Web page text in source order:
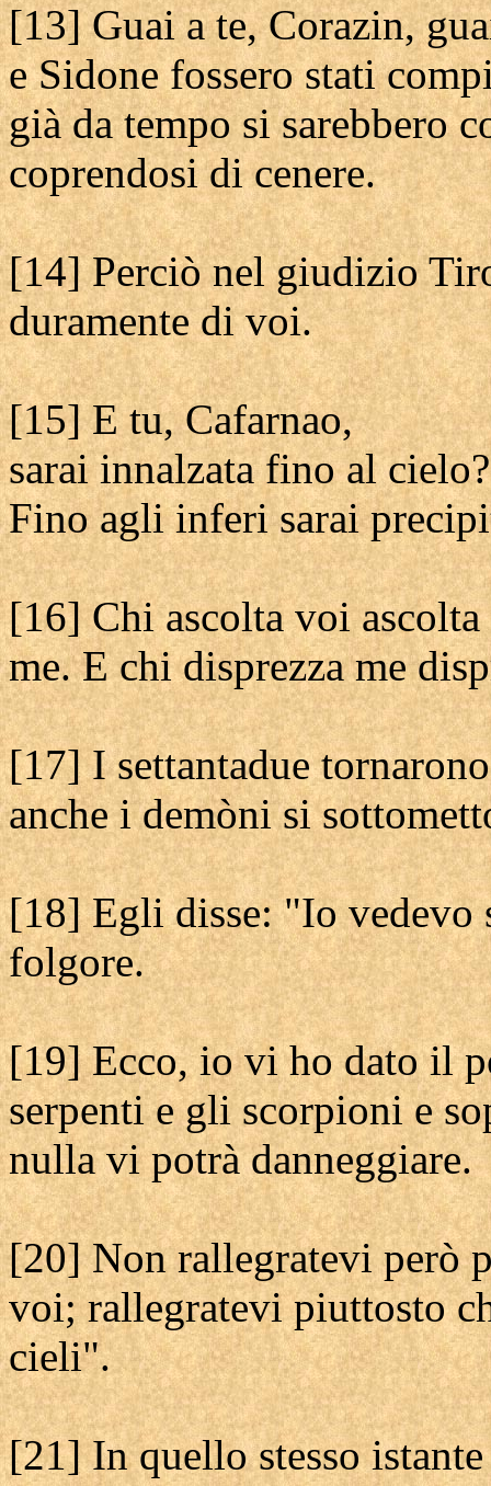
[13] Guai a te, Corazin,
e Sidone fossero stati
già da tempo si sarebbero
coprendosi di cenere.
[14] Perciò nel giudizio
duramente di voi.
[15] E tu, Cafarnao,
sarai innalzata fino al cielo?
Fino agli inferi sarai
[16] Chi ascolta voi
me. E chi disprezza me
[17] I settantadue
anche i demòni si
[18] Egli disse: "Io vedevo
folgore.
[19] Ecco, io vi ho dato il
serpenti e gli scorpioni e
nulla vi potrà danneggiare.
[20] Non rallegratevi però
voi; rallegratevi piuttosto
cieli".
[21] In quello stesso